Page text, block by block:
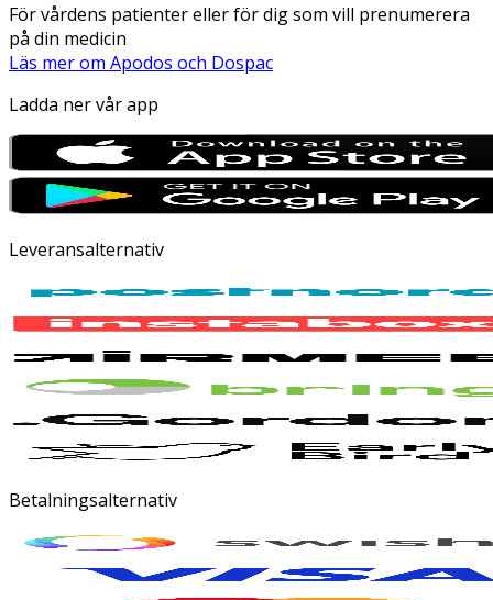
För vårdens patienter eller för dig som vill prenumerera
på din medicin
Läs mer om Apodos och Dospac
Ladda ner vår app
Leveransalternativ
Betalningsalternativ